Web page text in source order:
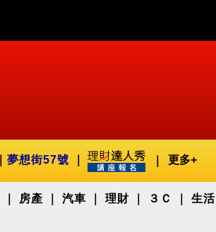
夢想街57號 更多+
房產 汽車 理財 ３Ｃ 生活